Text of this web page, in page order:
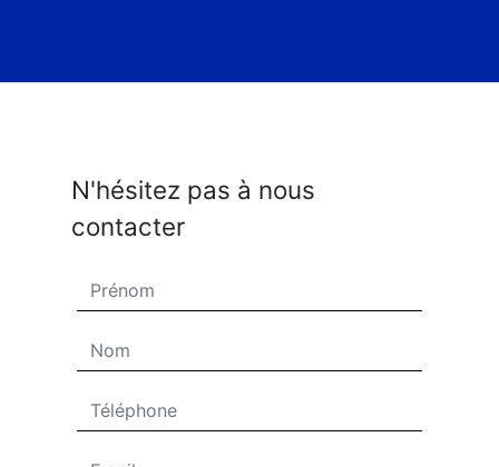
N'hésitez pas à nous
contacter